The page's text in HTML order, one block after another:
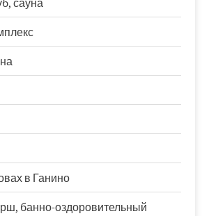
сауна
в Ганино
банно-оздоровительный